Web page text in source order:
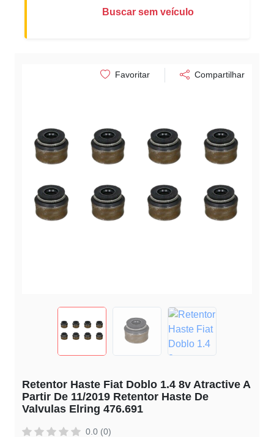
Buscar sem veículo
Favoritar Compartilhar
Retentor Haste Fiat Doblo 1.4 8v Atractive A
Partir De 11/2019 Retentor Haste De
Valvulas Elring 476.691
0.0 (0)